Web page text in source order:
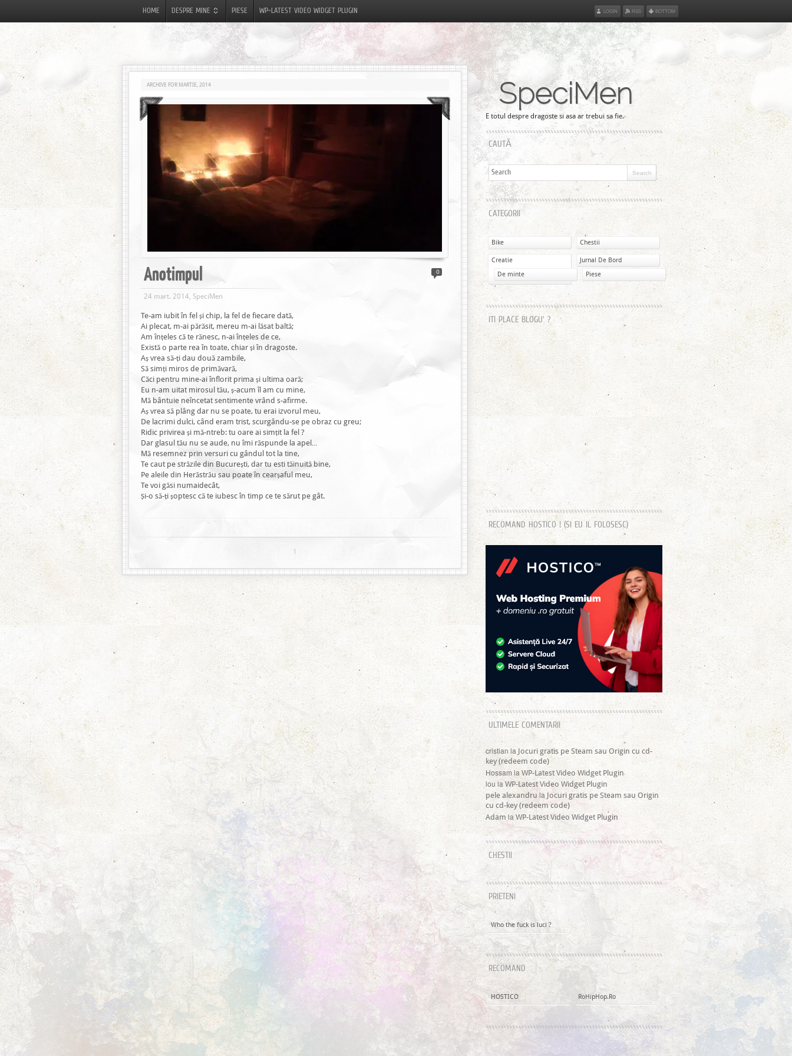
HOME DESPRE MINE PIESE WP-LATEST VIDEO WIDGET PLUGIN BOTTOM
RSS
LOGIN
ARCHIVE FOR MARTIE, 2014
0
Anotimpul
24 mart. 2014, SpeciMen
Te-am iubit în fel și chip, la fel de fiecare dată,
Ai plecat, m-ai părăsit, mereu m-ai lăsat baltă;
Am înțeles că te rănesc, n-ai înțeles de ce,
Există o parte rea în toate, chiar și în dragoste.
Aș vrea să-ți dau două zambile,
Să simți miros de primăvară,
Căci pentru mine-ai înflorit prima și ultima oară;
Eu n-am uitat mirosul tău, ș-acum îl am cu mine,
Mă bântuie neîncetat sentimente vrând s-afirme.
Aș vrea să plâng dar nu se poate, tu erai izvorul meu,
De lacrimi dulci, când eram trist, scurgându-se pe obraz cu greu;
Ridic privirea și mă-ntreb: tu oare ai simțit la fel ?
Dar glasul tău nu se aude, nu îmi răspunde la apel…
Mă resemnez prin versuri cu gândul tot la tine,
Te caut pe străzile din București, dar tu esti tăinuită bine,
Pe aleile din Herăstrău sau poate în cearșaful meu,
Te voi găsi numaidecât,
Și-o să-ți șoptesc că te iubesc în timp ce te sărut pe gât.
1
SpeciMen
E totul despre dragoste si asa ar trebui sa fie.
CAUTĂ
CATEGORII
Bike Chestii
Creatie
De minte
Piese
Jurnal De Bord
ITI PLACE BLOGU’ ?
RECOMAND HOSTICO ! (SI EU IL FOLOSESC)
ULTIMELE COMENTARII
cristian la Jocuri gratis pe Steam sau Origin cu cd-
key (redeem code)
HossamlaWP-Latest Video Widget Plugin
lou la WP-Latest Video Widget Plugin
pele alexandru la Jocuri gratis pe Steam sau Origin
cu cd-key (redeem code)
Adam la WP-Latest Video Widget Plugin
CHESTII
PRIETENI
Who the fuck is luci ?
RECOMAND
HOSTICO RoHipHop.Ro